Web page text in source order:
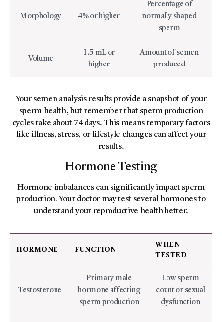
Morphology 4% or higher
Percentage of
normally shaped
sperm
Volume
1.5 mL or
higher
Amount of semen
produced
Your semen analysis results provide a snapshot of your
sperm health, but remember that sperm production
cycles take about 74 days. This means temporary factors
like illness, stress, or lifestyle changes can affect your
results.
Hormone Testing
Hormone imbalances can significantly impact sperm
production. Your doctor may test several hormones to
understand your reproductive health better.
HORMONE FUNCTION
WHEN
TESTED
Testosterone
Primary male
hormone affecting
sperm production
Low sperm
count or sexual
dysfunction